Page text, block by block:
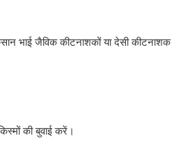
भाई जैविक कीटनाशकों या देसी कीटनाशक
की बुवाई करें।